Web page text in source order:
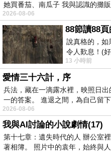
她買番茄、南瓜子 我與認識的攤
2026-08-06
88節讀88
說真格的，如
令人歎息！(
復...，每天跪
13 小時前
愛情三十六計，序
兵法，藏在一滴露水裡，映照日
一的答案。 進退之間，為自己留
2026-08-06
我與AI討論的小說劇情(17)
第十七章：遺失時代的人 辦公室
著相簿。 照片中的袁年，始終與